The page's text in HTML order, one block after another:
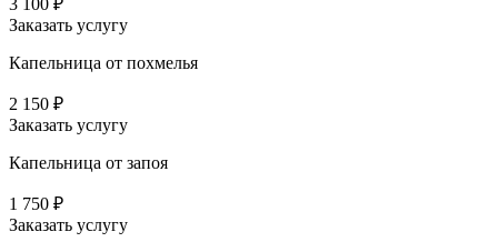
3 100 ₽
Заказать услугу
Капельница от похмелья
2 150 ₽
Заказать услугу
Капельница от запоя
1 750 ₽
Заказать услугу